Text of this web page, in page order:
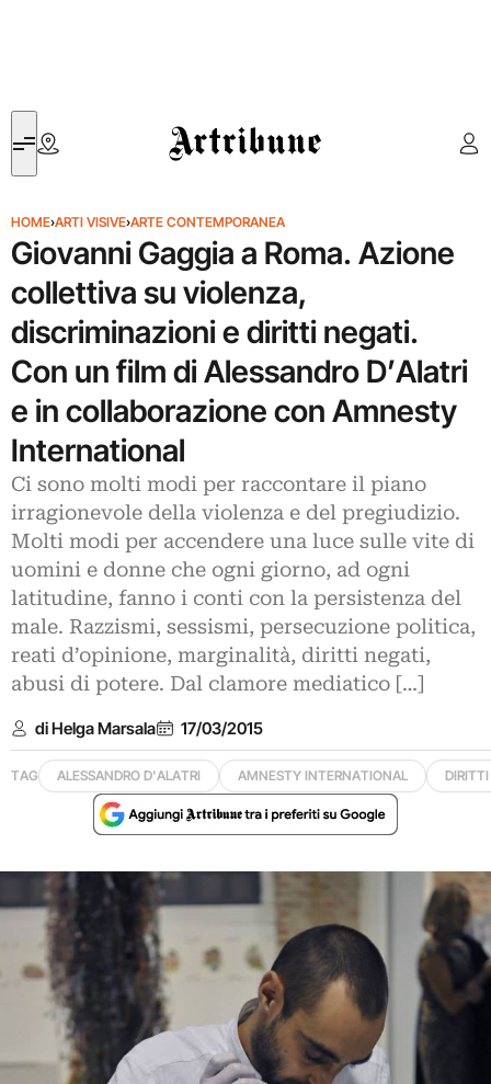
Artribune
HOME›ARTI VISIVE›ARTE CONTEMPORANEA
Giovanni Gaggia a Roma. Azione
collettiva su violenza,
discriminazioni e diritti negati.
Con un film di Alessandro D’Alatri
e in collaborazione con Amnesty
International
Ci sono molti modi per raccontare il piano
irragionevole della violenza e del pregiudizio.
Molti modi per accendere una luce sulle vite di
uomini e donne che ogni giorno, ad ogni
latitudine, fanno i conti con la persistenza del
male. Razzismi, sessismi, persecuzione politica,
reati d’opinione, marginalità, diritti negati,
abusi di potere. Dal clamore mediatico […]
di Helga Marsala 17/03/2015
TAG ALESSANDRO D'ALATRI AMNESTY INTERNATIONAL